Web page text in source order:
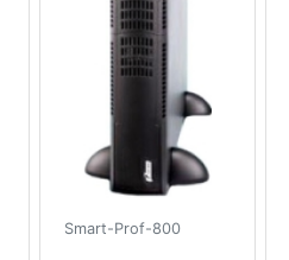
Smart-Prof-800